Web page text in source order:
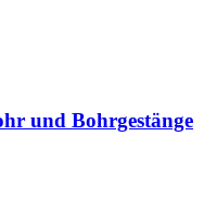
und Bohrgestänge